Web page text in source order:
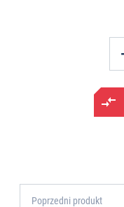
Poprzedni produkt